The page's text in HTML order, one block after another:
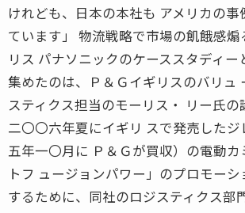
けれども、日本の本社も アメリカの事
ています」 物流戦略で市場の飢餓感
リス パナソニックのケーススタディー
集めたのは、Ｐ＆Ｇイギリスのバリュ
スティクス担当のモーリス・ リー氏の
二〇〇六年夏にイギリ スで発売した
五年一〇月に Ｐ＆Ｇが買収）の電動カ
トフ ュージョンパワー」のプロモーシ
するために、同社のロジスティクス部